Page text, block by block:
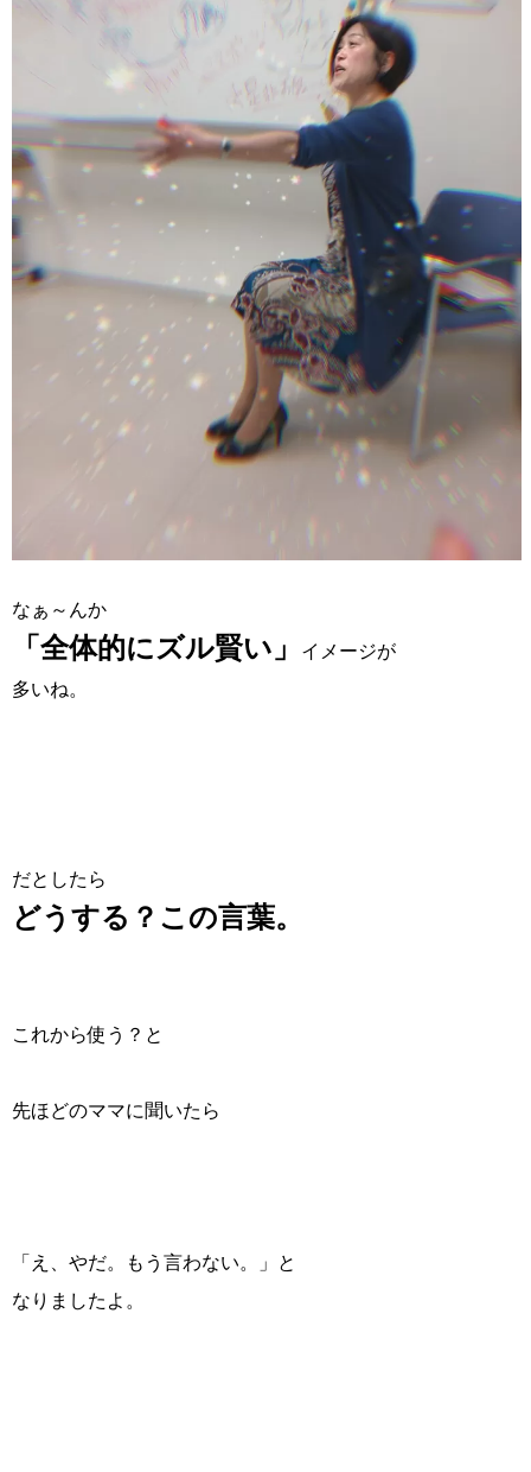
なぁ～んか
「全体的にズル賢い」
イメージが
多いね。
だとしたら
どうする？この言葉。
これから使う？と
先ほどのママに聞いたら
「え、やだ。もう言わない。」と
なりましたよ。